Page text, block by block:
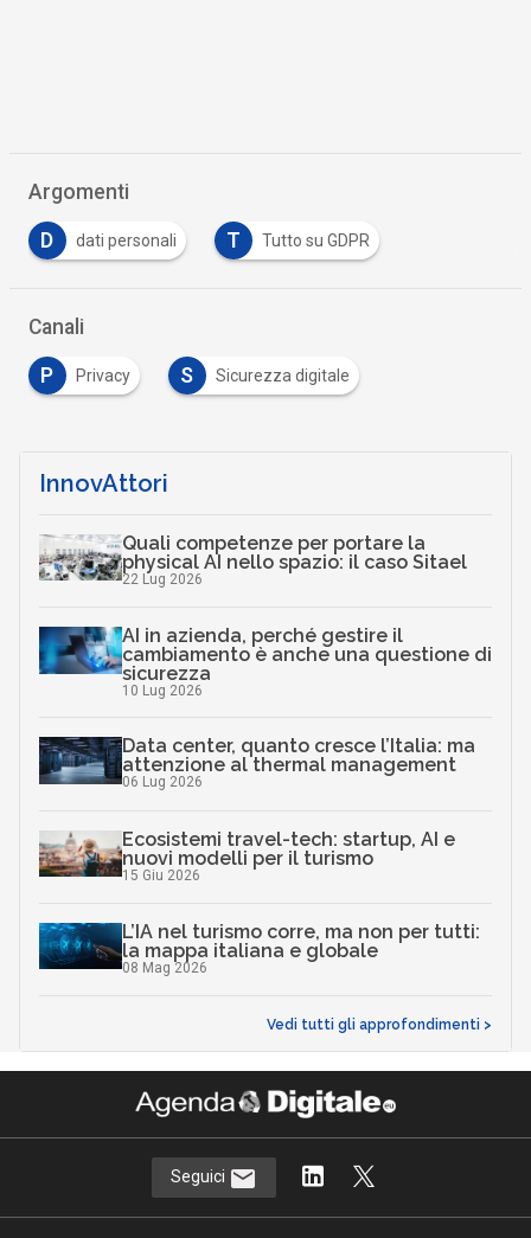
Argomenti
D dati personali T Tutto su GDPR
Canali
P Privacy S Sicurezza digitale
InnovAttori
Quali competenze per portare la
physical AI nello spazio: il caso Sitael
22 Lug 2026
AI in azienda, perché gestire il
cambiamento è anche una questione di
sicurezza
10 Lug 2026
Data center, quanto cresce l’Italia: ma
attenzione al thermal management
06 Lug 2026
Ecosistemi travel-tech: startup, AI e
nuovi modelli per il turismo
15 Giu 2026
L’IA nel turismo corre, ma non per tutti:
la mappa italiana e globale
08 Mag 2026
Vedi tutti gli approfondimenti >
Seguici